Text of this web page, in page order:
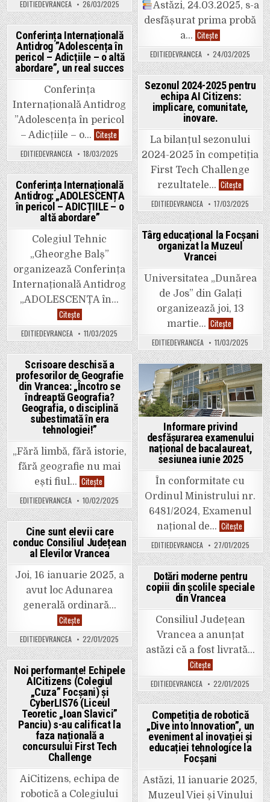
3
și
a
IȘJ
Bacalaureat
Vrancea
2024-
2025:
Proba
la
alegere
a
profilului
diferenţiată
de
filieră,
profil
şi
specializare.
2.150
de
elevi
înscriși,
498
absenți.
EDITIEDEVRANCEA 26/03/2025
Astăzi, 24.03.2025, s-a
desfășurat prima probă
a… Citește
examenului
de
Bacalaureat
2024-
2025
în
Vrancea:
Proba
la
Limba
literatura
română.
460
de
absenți
din
2150
de
elevi
înscriși.
EDITIEDEVRANCEA 24/03/2025
Posted
in
Conferința Internațională
Antidrog ”Adolescența în
pericol – Adicțiile – o altă
abordare”, un real succes
Conferința
Internațională Antidrog
”Adolescența în pericol
– Adicțiile – o… CiteșteConferința
Internațională
Antidrog
”Adolescența
în
pericol
–
Adicțiile
–
o
altă
abordare”,
un
succes
EDITIEDEVRANCEA 18/03/2025
Posted
in
Sezonul 2024-2025 pentru
echipa AI Citizens:
implicare, comunitate,
inovare.
La bilanțul sezonului
2024-2025 în competiția
First Tech Challenge
rezultatele… CiteșteSezonul
2024-
2025
pentru
echipa
AI
Citizens:
inovare.
EDITIEDEVRANCEA 17/03/2025
Posted
in
Conferința Internațională
Antidrog: „ADOLESCENȚA
în pericol – ADICȚIILE – o
altă abordare”
Colegiul Tehnic
„Gheorghe Balș”
organizează Conferința
Internațională Antidrog
„ADOLESCENȚA în…
CiteșteConferința
Internațională
Antidrog:
„ADOLESCENȚA
în
pericol
–
ADICȚIILE
–
o
altă
abordare”
EDITIEDEVRANCEA 11/03/2025
Posted
in
Târg educațional la Focșani
organizat la Muzeul
Vrancei
Universitatea „Dunărea
de Jos” din Galați
organizează joi, 13
martie… Citește
educațional
la
Focșani
organizat
la
Muzeul
Vrancei
EDITIEDEVRANCEA 11/03/2025
Posted
in
Scrisoare deschisă a
profesorilor de Geografie
din Vrancea: „Încotro se
îndreaptă Geografia?
Geografia, o disciplină
subestimată în era
tehnologiei!”
„Fără limbă, fără istorie,
fără geografie nu mai
ești fiul… Citește
deschisă
a
profesorilor
de
Geografie
din
Vrancea:
„Încotro
se
îndreaptă
Geografia?
Geografia,
o
disciplină
subestimată
în
tehnologiei!”
EDITIEDEVRANCEA 10/02/2025
Posted
in
Informare privind
desfășurarea examenului
național de bacalaureat,
sesiunea iunie 2025
În conformitate cu
Ordinul Ministrului nr.
6481/2024, Examenul
național de… Citește
privind
național
de
sesiunea
iunie
EDITIEDEVRANCEA 27/01/2025
Posted
in
Cine sunt elevii care
conduc Consiliul Județean
al Elevilor Vrancea
Joi, 16 ianuarie 2025, a
avut loc Adunarea
generală ordinară…
CiteșteCine
sunt
elevii
care
conduc
Consiliul
Județean
al
Elevilor
Vrancea
EDITIEDEVRANCEA 22/01/2025
Posted
Dotări moderne pentru
copiii din școlile speciale
din Vrancea
Consiliul Județean
Vrancea a anunțat
astăzi că a fost livrată…
CiteșteDotări
moderne
pentru
copiii
din
școlile
speciale
din
Vrancea
EDITIEDEVRANCEA 22/01/2025
Posted
in
Noi performanțe! Echipele
AICitizens (Colegiul
„Cuza” Focșani) și
CyberLIS76 (Liceul
Teoretic „Ioan Slavici”
Panciu) s-au calificat la
faza națională a
concursului First Tech
Challenge
AiCitizens, echipa de
robotică a Colegiului
Posted
in
Competiția de robotică
„Dive into Innovation”, un
eveniment al inovației și
educației tehnologice la
Focșani
Astăzi, 11 ianuarie 2025,
Muzeul Viei și Vinului